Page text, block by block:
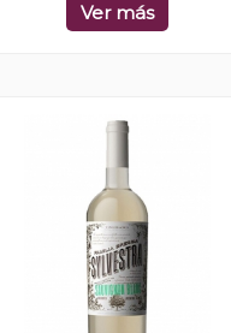
Ver más